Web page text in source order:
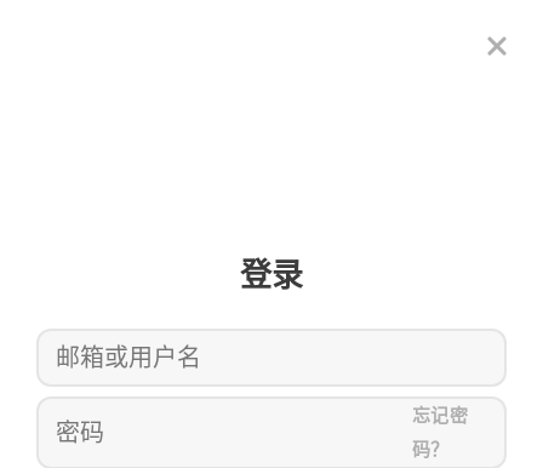
登录
忘记密
码？